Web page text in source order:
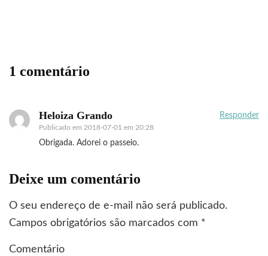
1 comentário
Heloiza Grando
Publicado em 2018-07-01 em 20:28
Responder
Obrigada. Adorei o passeio.
Deixe um comentário
O seu endereço de e-mail não será publicado.
Campos obrigatórios são marcados com *
Comentário